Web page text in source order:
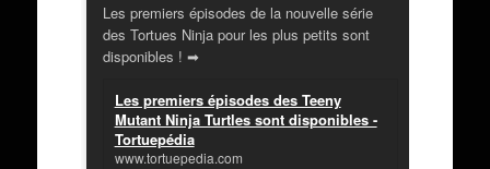
Les premiers épisodes de la nouvelle série
des Tortues Ninja pour les plus petits sont
disponibles ! ➡
Les premiers épisodes des Teeny
Mutant Ninja Turtles sont disponibles -
Tortuepédia
www.tortuepedia.com